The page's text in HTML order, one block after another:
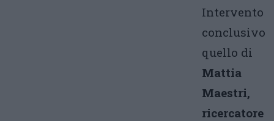
Intervento
conclusivo
quello di
Mattia
Maestri,
ricercatore